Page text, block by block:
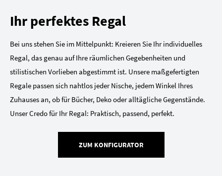
Ihr perfektes Regal
Bei uns stehen Sie im Mittelpunkt: Kreieren Sie Ihr individuelles
Regal, das genau auf Ihre räumlichen Gegebenheiten und
stilistischen Vorlieben abgestimmt ist. Unsere maßgefertigten
Regale passen sich nahtlos jeder Nische, jedem Winkel Ihres
Zuhauses an, ob für Bücher, Deko oder alltägliche Gegenstände.
Unser Credo für Ihr Regal: Praktisch, passend, perfekt.
ZUM KONFIGURATOR